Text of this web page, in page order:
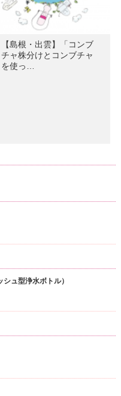
【島根・出雲】「コンブ
チャ株分けとコンブチャ
を使っ…
ュ型浄水ボトル）